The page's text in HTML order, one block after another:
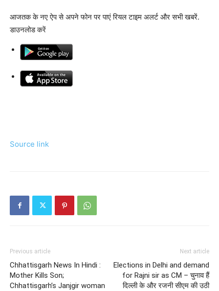
आजतक के नए ऐप से अपने फोन पर पाएं रियल टाइम अलर्ट और सभी खबरें.
डाउनलोड करें
Source link
Previous article
Chhattisgarh News In Hindi :
Mother Kills Son;
Chhattisgarh’s Janjgir woman
Next article
Elections in Delhi and demand
for Rajni sir as CM – चुनाव हैं
दिल्ली के और रजनी सीएम की उठी